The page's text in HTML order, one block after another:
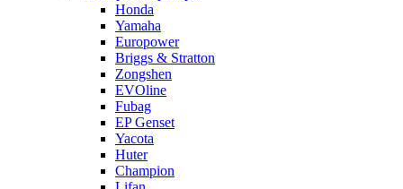
Honda
Yamaha
Europower
Briggs & Stratton
Zongshen
EVOline
Fubag
EP Genset
Yacota
Huter
Champion